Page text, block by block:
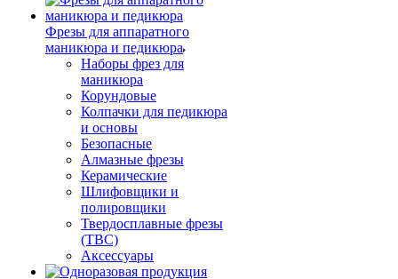
Фрезы для аппаратного
маникюра и педикюра
Наборы фрез для
маникюра
Корундовые
Колпачки для педикюра
и основы
Безопасные
Алмазные фрезы
Керамические
Шлифовщики и
полировщики
Твердосплавные фрезы
(ТВС)
Аксессуары